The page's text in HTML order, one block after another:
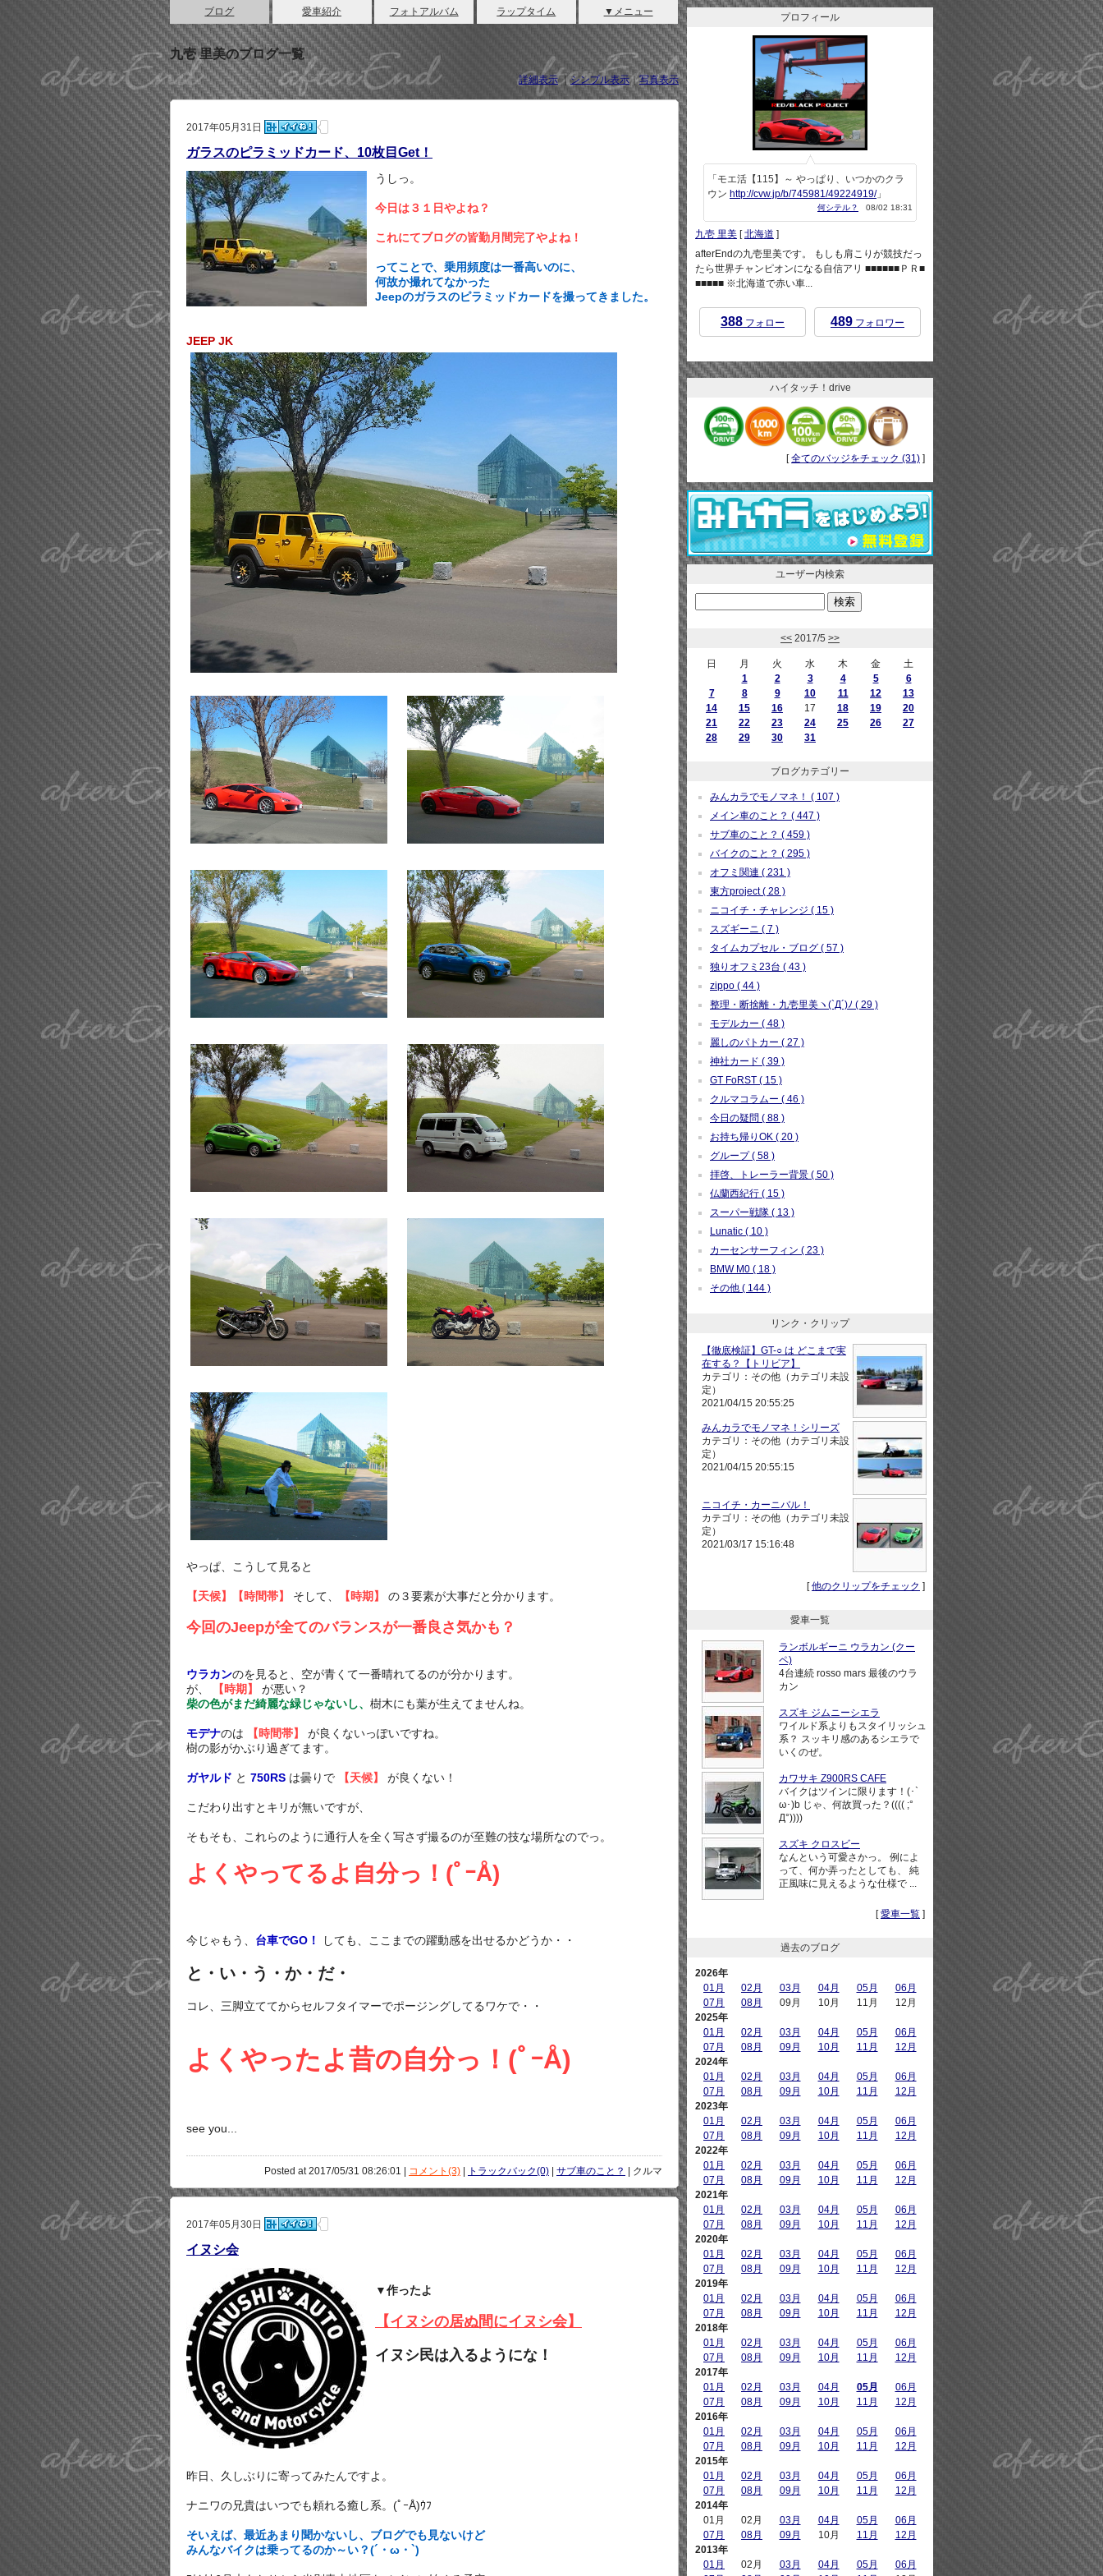
ブログ 愛車紹介 フォトアルバム ラップタイム ▼メニュー
九壱 里美のブログ一覧
詳細表示｜シンプル表示｜写真表示
2017年05月31日
ガラスのピラミッドカード、10枚目Get！
うしっ。
今日は３１日やよね？
これにてブログの皆勤月間完了やよね！
ってことで、乗用頻度は一番高いのに、
何故か撮れてなかった
Jeepのガラスのピラミッドカードを撮ってきました。
JEEP JK
やっぱ、こうして見ると
【天候】【時間帯】 そして、 【時期】 の３要素が大事だと分かります。
今回のJeepが全てのバランスが一番良さ気かも？
ウラカンのを見ると、空が青くて一番晴れてるのが分かります。
が、
【時期】 が悪い？
柴の色がまだ綺麗な緑じゃないし、 樹木にも葉が生えてませんね。
モデナのは 【時間帯】
が良くないっぽいですね。
樹の影がかぶり過ぎてます。
ガヤルド と 750RS は曇りで 【天候】 が良くない！
こだわり出すとキリが無いですが、
そもそも、これらのように通行人を全く写さず撮るのが至難の技な場所なのでっ。
よくやってるよ自分っ！(ﾟｰÅ)
今じゃもう、 台車でGO！ しても、ここまでの躍動感を出せるかどうか・・
と・い・う・か・だ・
コレ、三脚立ててからセルフタイマーでポージングしてるワケで・・
よくやったよ昔の自分っ！(ﾟｰÅ)
see you...
Posted at 2017/05/31 08:26:01 | コメント(3) | トラックバック(0) | サブ車のこと？ | クルマ
2017年05月30日
イヌシ会
▼作ったよ
【イヌシの居ぬ間にイヌシ会】
イヌシ民は入るようにな！
昨日、久しぶりに寄ってみたんですよ。
ナニワの兄貴はいつでも頼れる癒し系。(ﾟｰÅ)ｳﾌ
そいえば、最近あまり聞かないし、ブログでも見ないけど
みんなバイクは乗ってるのか～い？(´・ω・`)
プロフィール
「モエ活【115】～ やっぱり、いつかのクラ
ウン http://cvw.jp/b/745981/49224919/」
何シテル？ 08/02 18:31
九壱 里美 [北海道 ]
afterEndの九壱里美です。 もしも肩こりが競技だっ
たら世界チャンピオンになる自信アリ ■■■■■■ＰＲ■
■■■■■ ※北海道で赤い車...
388 フォロー 489 フォロワー
ハイタッチ！drive
[全てのバッジをチェック (31) ]
ユーザー内検索
<< 2017/5 >>
日 月 火 水 木 金
土
1
2 3 4 5
6
7
8 9 10 11 12
13
14
15 16 17 18 19
20
21
22 23 24 25 26
27
28
29 30 31
ブログカテゴリー
みんカラでモノマネ！ ( 107 )
メイン車のこと？ ( 447 )
サブ車のこと？ ( 459 )
バイクのこと？ ( 295 )
オフミ関連 ( 231 )
東方project ( 28 )
ニコイチ・チャレンジ ( 15 )
スズギーニ ( 7 )
タイムカプセル・ブログ ( 57 )
独りオフミ23台 ( 43 )
zippo ( 44 )
整理・断捨離・九壱里美ヽ(`Д´)ﾉ ( 29 )
モデルカー ( 48 )
麗しのパトカー ( 27 )
神社カード ( 39 )
GT FoRST ( 15 )
クルマコラムー ( 46 )
今日の疑問 ( 88 )
お持ち帰りOK ( 20 )
グループ ( 58 )
拝啓、トレーラー背景 ( 50 )
仏蘭西紀行 ( 15 )
スーパー戦隊 ( 13 )
Lunatic ( 10 )
カーセンサーフィン ( 23 )
BMW M0 ( 18 )
その他 ( 144 )
リンク・クリップ
【徹底検証】GT-○ は どこまで実
在する？【トリビア】
カテゴリ：その他（カテゴリ未設
定）
2021/04/15 20:55:25
みんカラでモノマネ！シリーズ
カテゴリ：その他（カテゴリ未設
定）
2021/04/15 20:55:15
ニコイチ・カーニバル！
カテゴリ：その他（カテゴリ未設
定）
2021/03/17 15:16:48
[他のクリップをチェック ]
愛車一覧
ランボルギーニ ウラカン (クー
ペ)
4台連続 rosso mars 最後のウラ
カン
スズキ ジムニーシエラ
ワイルド系よりもスタイリッシュ
系？ スッキリ感のあるシエラで
いくのぜ。
カワサキ Z900RS CAFE
バイクはツインに限ります！(･`
ω･)b じゃ、何故買った？(((( ;°
Д°))))
スズキ クロスビー
なんという可愛さかっ。 例によ
って、何か弄ったとしても、 純
正風味に見えるような仕様で ...
[愛車一覧 ]
過去のブログ
2026年
01月
02月 03月 04月 05月
06月
07月
08月 09月 10月 11月
12月
2025年
01月
02月 03月 04月 05月
06月
07月
08月 09月 10月 11月
12月
2024年
01月
02月 03月 04月 05月
06月
07月
08月 09月 10月 11月
12月
2023年
01月
02月 03月 04月 05月
06月
07月
08月 09月 10月 11月
12月
2022年
01月
02月 03月 04月 05月
06月
07月
08月 09月 10月 11月
12月
2021年
01月
02月 03月 04月 05月
06月
07月
08月 09月 10月 11月
12月
2020年
01月
02月 03月 04月 05月
06月
07月
08月 09月 10月 11月
12月
2019年
01月
02月 03月 04月 05月
06月
07月
08月 09月 10月 11月
12月
2018年
01月
02月 03月 04月 05月
06月
07月
08月 09月 10月 11月
12月
2017年
01月
02月 03月 04月 05月
06月
07月
08月 09月 10月 11月
12月
2016年
01月
02月 03月 04月 05月
06月
07月
08月 09月 10月 11月
12月
2015年
01月
02月 03月 04月 05月
06月
07月
08月 09月 10月 11月
12月
2014年
01月
02月 03月 04月 05月
06月
07月
08月 09月 10月 11月
12月
2013年
01月
02月 03月 04月 05月
06月